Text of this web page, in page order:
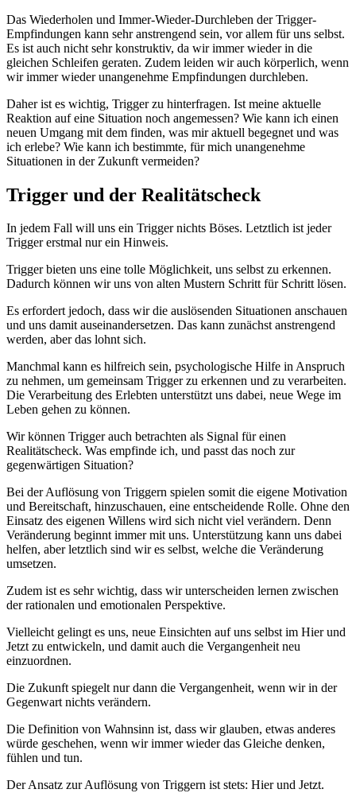
Das Wiederholen und Immer-Wieder-Durchleben der Trigger-
Empfindungen kann sehr anstrengend sein, vor allem für uns selbst.
Es ist auch nicht sehr konstruktiv, da wir immer wieder in die
gleichen Schleifen geraten. Zudem leiden wir auch körperlich, wenn
wir immer wieder unangenehme Empfindungen durchleben.
Daher ist es wichtig, Trigger zu hinterfragen. Ist meine aktuelle
Reaktion auf eine Situation noch angemessen? Wie kann ich einen
neuen Umgang mit dem finden, was mir aktuell begegnet und was
ich erlebe? Wie kann ich bestimmte, für mich unangenehme
Situationen in der Zukunft vermeiden?
Trigger und der Realitätscheck
In jedem Fall will uns ein Trigger nichts Böses. Letztlich ist jeder
Trigger erstmal nur ein Hinweis.
Trigger bieten uns eine tolle Möglichkeit, uns selbst zu erkennen.
Dadurch können wir uns von alten Mustern Schritt für Schritt lösen.
Es erfordert jedoch, dass wir die auslösenden Situationen anschauen
und uns damit auseinandersetzen. Das kann zunächst anstrengend
werden, aber das lohnt sich.
Manchmal kann es hilfreich sein, psychologische Hilfe in Anspruch
zu nehmen, um gemeinsam Trigger zu erkennen und zu verarbeiten.
Die Verarbeitung des Erlebten unterstützt uns dabei, neue Wege im
Leben gehen zu können.
Wir können Trigger auch betrachten als Signal für einen
Realitätscheck. Was empfinde ich, und passt das noch zur
gegenwärtigen Situation?
Bei der Auflösung von Triggern spielen somit die eigene Motivation
und Bereitschaft, hinzuschauen, eine entscheidende Rolle. Ohne den
Einsatz des eigenen Willens wird sich nicht viel verändern. Denn
Veränderung beginnt immer mit uns. Unterstützung kann uns dabei
helfen, aber letztlich sind wir es selbst, welche die Veränderung
umsetzen.
Zudem ist es sehr wichtig, dass wir unterscheiden lernen zwischen
der rationalen und emotionalen Perspektive.
Vielleicht gelingt es uns, neue Einsichten auf uns selbst im Hier und
Jetzt zu entwickeln, und damit auch die Vergangenheit neu
einzuordnen.
Die Zukunft spiegelt nur dann die Vergangenheit, wenn wir in der
Gegenwart nichts verändern.
Die Definition von Wahnsinn ist, dass wir glauben, etwas anderes
würde geschehen, wenn wir immer wieder das Gleiche denken,
fühlen und tun.
Der Ansatz zur Auflösung von Triggern ist stets: Hier und Jetzt.